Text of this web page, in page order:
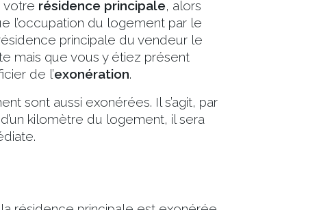
votre résidence principale, alors
l’occupation du logement par le
principale du vendeur le
mais que vous y étiez présent
de l’exonération.
sont aussi exonérées. Il s’agit, par
kilomètre du logement, il sera